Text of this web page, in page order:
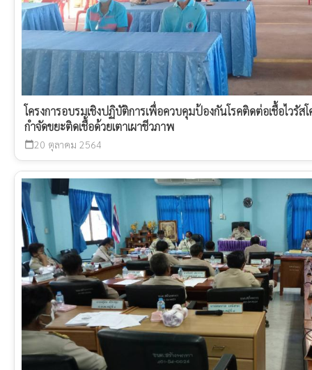
โครงการอบรมเชิงปฏิบัติการเพื่อควบคุมป้องกันโรคติดต่อเชื้อไวรัส
กำจัดขยะติดเชื้อด้วยเตาเผาชีวภาพ
calendar_today20 ตุลาคม 2564